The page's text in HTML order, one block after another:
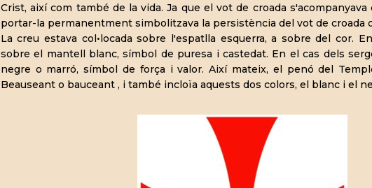
Crist, així com també de la vida. Ja que el vot de croada s'acompanyava
portar-la permanentment simbolitzava la persistència del vot de croada
La creu estava col•locada sobre l'espatlla esquerra, a sobre del cor.
sobre el mantell blanc, símbol de puresa i castedat. En el cas dels
negre o marró, símbol de força i valor. Així mateix, el penó del
Beauseant o bauceant , i també incloïa aquests dos colors, el blanc i el